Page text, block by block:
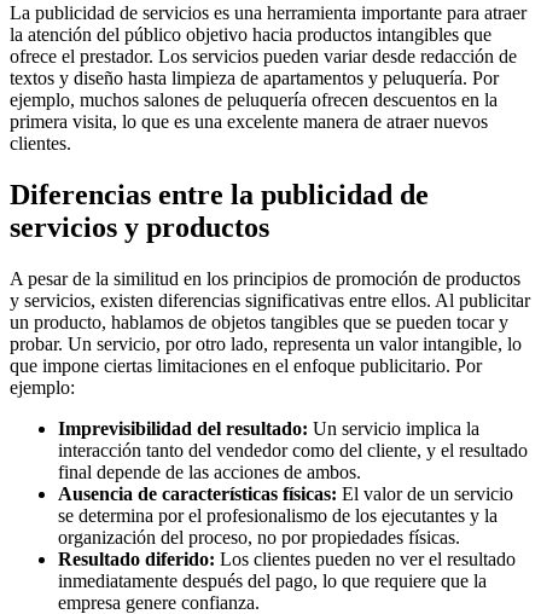
La publicidad de servicios es una herramienta importante para atraer
la atención del público objetivo hacia productos intangibles que
ofrece el prestador. Los servicios pueden variar desde redacción de
textos y diseño hasta limpieza de apartamentos y peluquería. Por
ejemplo, muchos salones de peluquería ofrecen descuentos en la
primera visita, lo que es una excelente manera de atraer nuevos
clientes.
Diferencias entre la publicidad de
servicios y productos
A pesar de la similitud en los principios de promoción de productos
y servicios, existen diferencias significativas entre ellos. Al publicitar
un producto, hablamos de objetos tangibles que se pueden tocar y
probar. Un servicio, por otro lado, representa un valor intangible, lo
que impone ciertas limitaciones en el enfoque publicitario. Por
ejemplo:
Imprevisibilidad del resultado: Un servicio implica la
interacción tanto del vendedor como del cliente, y el resultado
final depende de las acciones de ambos.
Ausencia de características físicas: El valor de un servicio
se determina por el profesionalismo de los ejecutantes y la
organización del proceso, no por propiedades físicas.
Resultado diferido: Los clientes pueden no ver el resultado
inmediatamente después del pago, lo que requiere que la
empresa genere confianza.